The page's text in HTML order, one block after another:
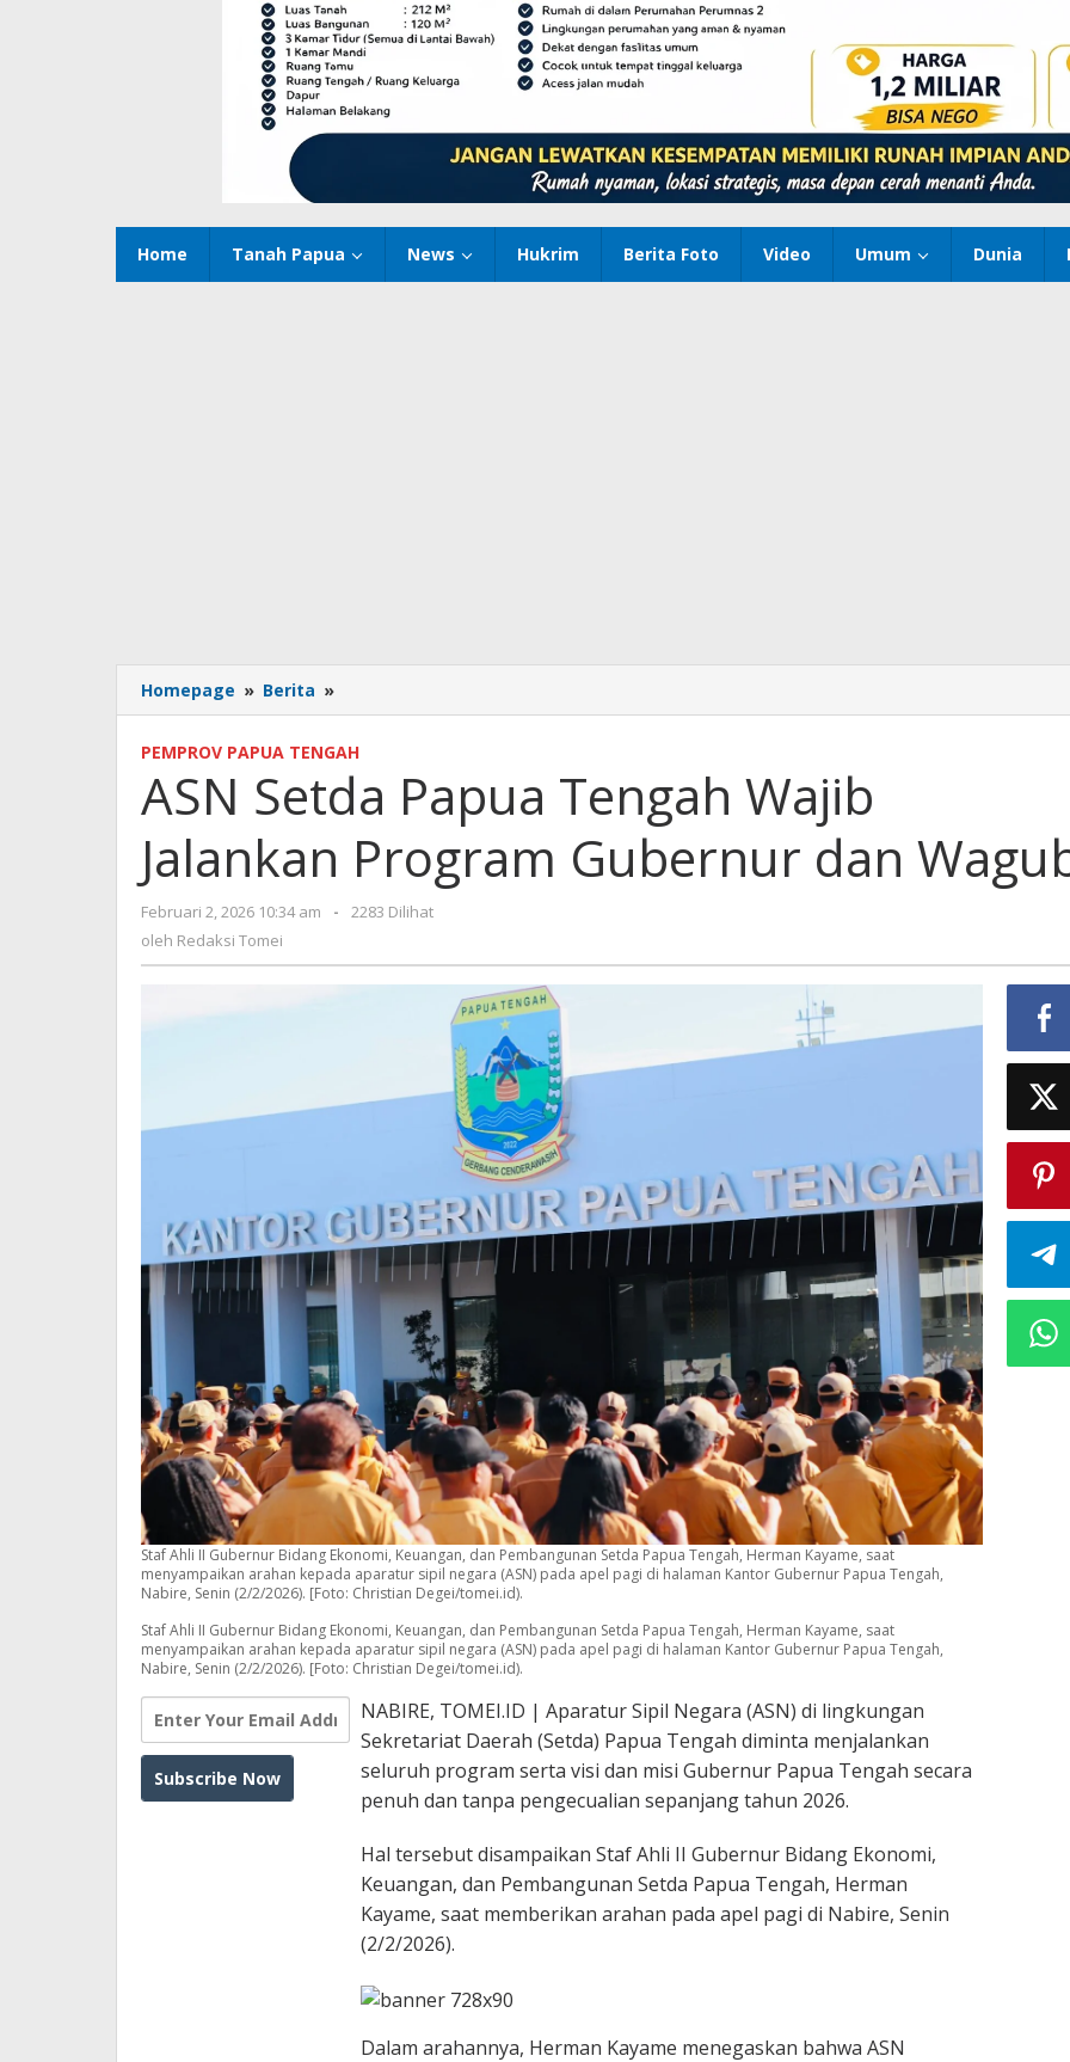
Home Tanah Papua News Hukrim Berita Foto Video Umum Dunia
Homepage » Berita »
Setda
Tengah
Wajib
Jalankan
Program
Gubernur
Wagub
PEMPROV PAPUA TENGAH
ASN Setda Papua Tengah Wajib
Jalankan Program Gubernur dan
Februari 2, 2026 10:34 am
oleh
-
2283 Dilihat
oleh Redaksi Tomei
Staf Ahli II Gubernur Bidang Ekonomi, Keuangan, dan Pembangunan Setda Papua Tengah, Herman Kayame, saat
menyampaikan arahan kepada aparatur sipil negara (ASN) pada apel pagi di halaman Kantor Gubernur Papua Tengah,
Nabire, Senin (2/2/2026). [Foto: Christian Degei/tomei.id).
Staf Ahli II Gubernur Bidang Ekonomi, Keuangan, dan Pembangunan Setda Papua Tengah, Herman Kayame, saat
menyampaikan arahan kepada aparatur sipil negara (ASN) pada apel pagi di halaman Kantor Gubernur Papua Tengah,
Nabire, Senin (2/2/2026). [Foto: Christian Degei/tomei.id).
NABIRE, TOMEI.ID | Aparatur Sipil Negara (ASN) di lingkungan
Sekretariat Daerah (Setda) Papua Tengah diminta menjalankan
seluruh program serta visi dan misi Gubernur Papua Tengah secara
penuh dan tanpa pengecualian sepanjang tahun 2026.
Hal tersebut disampaikan Staf Ahli II Gubernur Bidang Ekonomi,
Keuangan, dan Pembangunan Setda Papua Tengah, Herman
Kayame, saat memberikan arahan pada apel pagi di Nabire, Senin
(2/2/2026).
Dalam arahannya, Herman Kayame menegaskan bahwa ASN